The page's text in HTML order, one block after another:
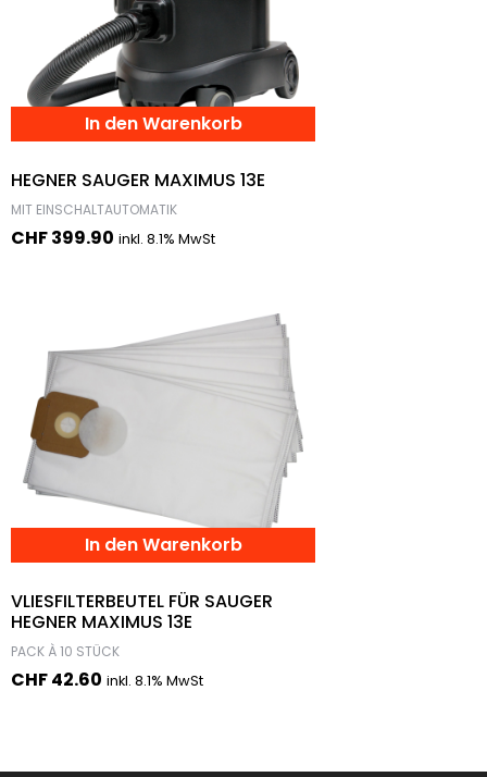
In den Warenkorb
HEGNER SAUGER MAXIMUS 13E
MIT EINSCHALTAUTOMATIK
CHF399.90 inkl. 8.1% MwSt
In den Warenkorb
VLIESFILTERBEUTEL FÜR SAUGER
HEGNER MAXIMUS 13E
PACK À 10 STÜCK
CHF42.60 inkl. 8.1% MwSt